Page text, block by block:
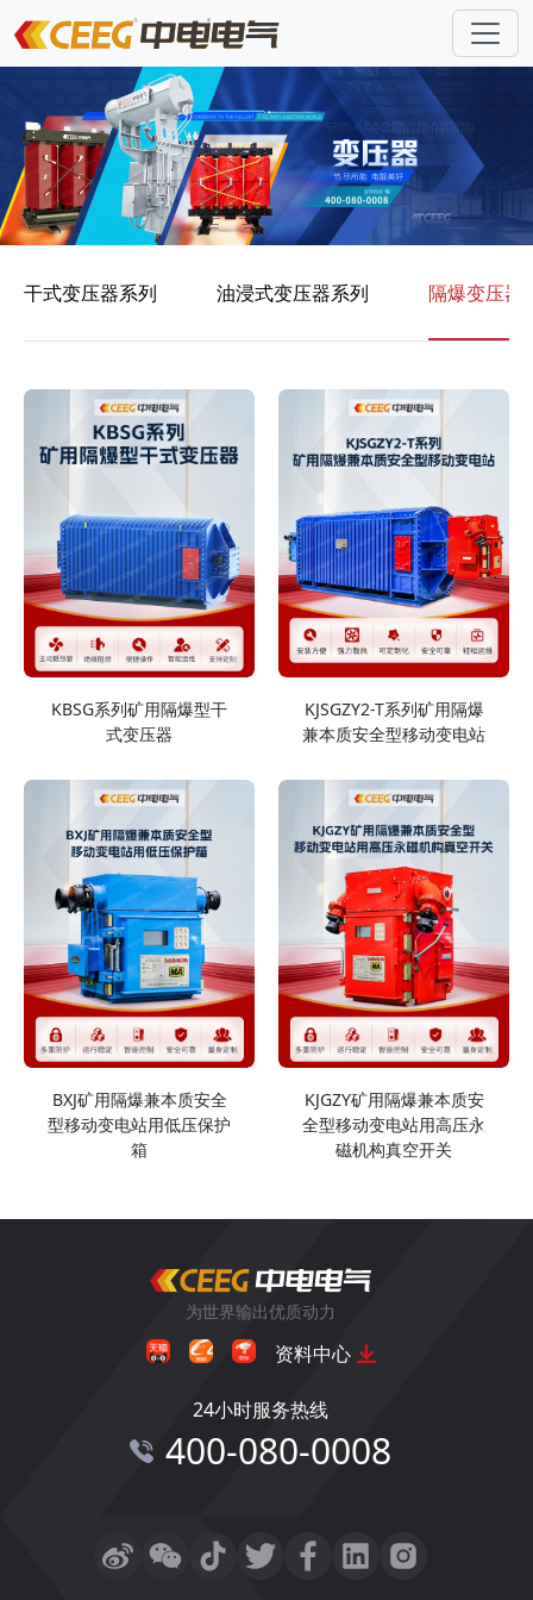
干式变压器系列 油浸式变压器系列 隔爆变压器
KBSG系列矿用隔爆型干
式变压器
KJSGZY2-T系列矿用隔爆
兼本质安全型移动变电站
BXJ矿用隔爆兼本质安全
型移动变电站用低压保护
箱
KJGZY矿用隔爆兼本质安
全型移动变电站用高压永
磁机构真空开关
为世界输出优质动力
资料中心
24小时服务热线
400-080-0008